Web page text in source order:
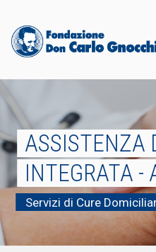
ASSISTENZA
INTEGRATA -
Servizi di Cure